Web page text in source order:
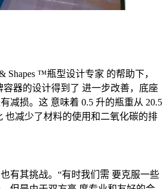
Shapes ™瓶型设计专家 的帮助下，
容器的设计得到了 进一步改善，底座
减损。这 意味着 0.5 升的瓶重从 20.5
也减少了材料的使用和二氧化碳的排
有其挑战。“有时我们需 要克服一些